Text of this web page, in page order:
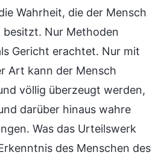
Wahrheit, die der Mensch
Nur Methoden
Gericht erachtet. Nur mit
Art kann der Mensch
völlig überzeugt werden,
darüber hinaus wahre
Was das Urteilswerk
des Menschen des